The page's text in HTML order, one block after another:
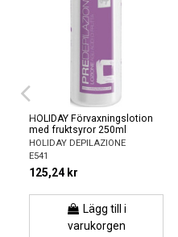
HOLIDAY After-depilation gel
500ml
HOLIDAY DEPILAZIONE
V118
108,30 kr
Lägg till i
varukorgen